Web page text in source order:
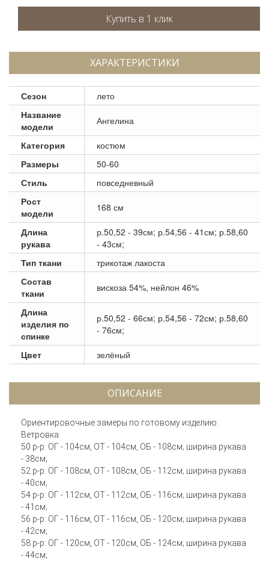
ХАРАКТЕРИСТИКИ
Сезон
лето
Название
модели
Ангелина
Категория
костюм
Размеры
50-60
Стиль
повседневный
Рост
модели
168 см
Длина
рукава
р.50,52 - 39см; р.54,56 - 41см; р.58,60
- 43см;
Тип ткани
трикотаж лакоста
Состав
ткани
вискоза 54%, нейлон 46%
Длина
изделия по
спинке
р.50,52 - 66см; р.54,56 - 72см; р.58,60
- 76см;
Цвет зелёный
ОПИСАНИЕ
Ориентировочные замеры по готовому изделию:
Ветровка:
50 р-р: ОГ - 104см, ОТ - 104см, ОБ - 108см; ширина рукава
- 38см;
52 р-р: ОГ - 108см, ОТ - 108см, ОБ - 112см; ширина рукава
- 40см;
54 р-р: ОГ - 112см, ОТ - 112см, ОБ - 116см; ширина рукава
- 41см;
56 р-р: ОГ - 116см, ОТ - 116см, ОБ - 120см; ширина рукава
- 42см;
58 р-р: ОГ - 120см, ОТ - 120см, ОБ - 124см; ширина рукава
- 44см;